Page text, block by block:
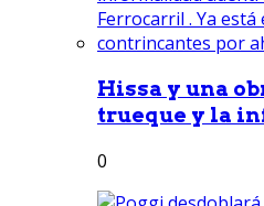
Hissa y una
trueque y la
0